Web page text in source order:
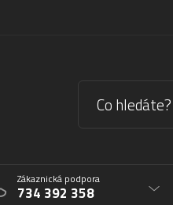
Zákaznická podpora
734 392 358